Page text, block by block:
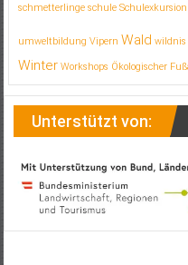
schmetterlinge schule Schulexkursion
umweltbildung Vipern Wald wildnis
Winter Workshops Ökologischer
Unterstützt von: